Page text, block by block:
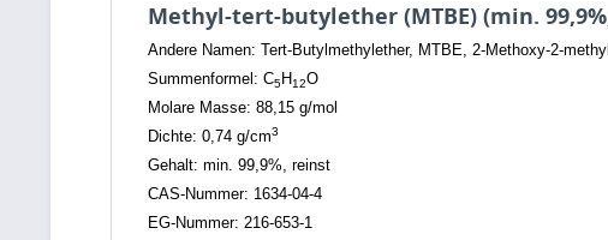
Methyl-tert-butylether (MTBE) (min.
Andere Namen: Tert-Butylmethylether, MTBE, 2-Methoxy-2-
Summenformel: C5H12O
Molare Masse: 88,15 g/mol
Dichte: 0,74 g/cm3
Gehalt: min. 99,9%, reinst
CAS-Nummer: 1634-04-4
EG-Nummer: 216-653-1